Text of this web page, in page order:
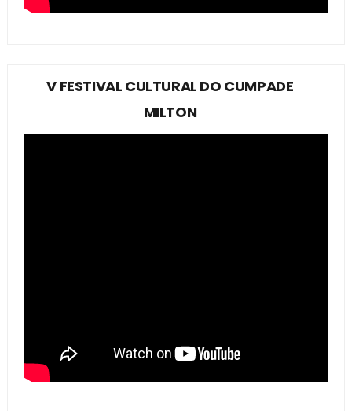
V FESTIVAL CULTURAL DO CUMPADE
MILTON